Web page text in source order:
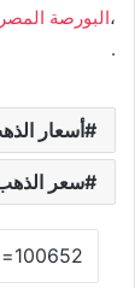
،البورصة
.
أسعار
سعر